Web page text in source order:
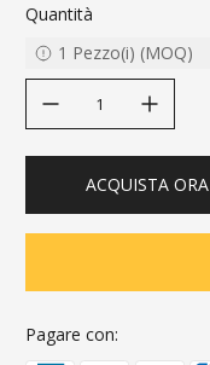
Quantità
1 Pezzo(i) (MOQ)
ACQUISTA ORA
Pagare con: